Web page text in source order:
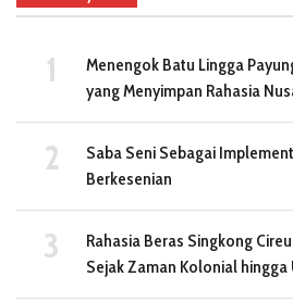
Menengok Batu Lingga
yang Menyimpan Rahasia
Saba Seni Sebagai
Berkesenian
Rahasia Beras Singkong
Sejak Zaman Kolonial hingga